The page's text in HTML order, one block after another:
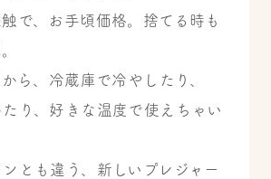
で、お手頃価格。捨てる時も
ら、冷蔵庫で冷やしたり、
り、好きな温度で使えちゃい
とも違う、新しいプレジャー